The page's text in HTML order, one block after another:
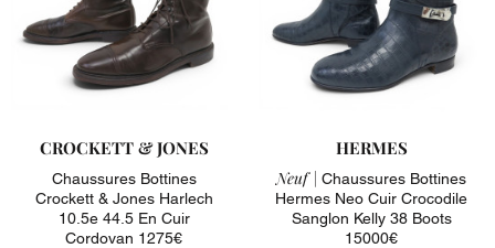
CROCKETT & JONES
Chaussures Bottines
Crockett & Jones Harlech
10.5e 44.5 En Cuir
Cordovan 1275€
HERMES
Neuf | Chaussures Bottines
Hermes Neo Cuir Crocodile
Sanglon Kelly 38 Boots
15000€